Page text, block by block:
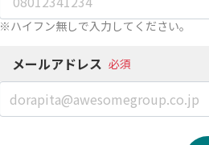
※ハイフン無しで入力してください。
メールアドレス 必須